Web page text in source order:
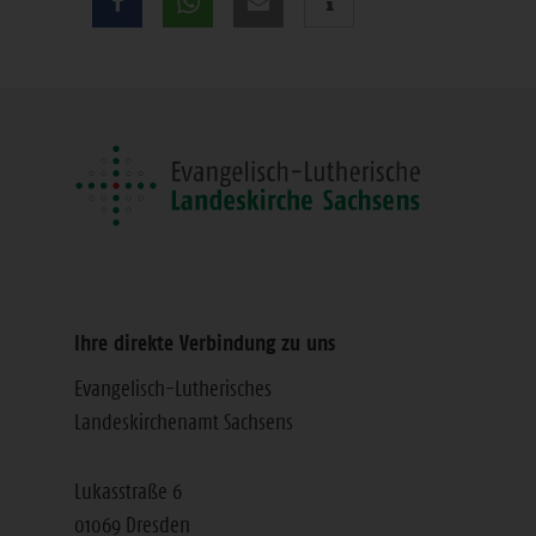
Seite
Ihre direkte Verbindung zu uns
Evangelisch-Lutherisches
Landeskirchenamt Sachsens
Lukasstraße 6
01069 Dresden